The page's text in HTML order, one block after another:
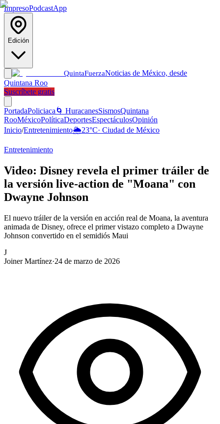
ImpresoPodcastApp
Edición
QuintaFuerzaNoticias de México, desde
Quintana Roo
Suscríbete gratis
PortadaPoliciaca 🌀 HuracanesSismosQuintana
RooMéxicoPolíticaDeportesEspectáculosOpinión
Inicio/Entretenimiento🌦️23°C· Ciudad de México
Entretenimiento
Video: Disney revela el primer tráiler de
la versión live-action de "Moana" con
Dwayne Johnson
El nuevo tráiler de la versión en acción real de Moana, la aventura
animada de Disney, ofrece el primer vistazo completo a Dwayne
Johnson convertido en el semidiós Maui
J
Joiner Martínez·24 de marzo de 2026